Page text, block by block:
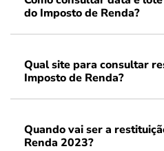
do Imposto de Renda?
Qual site para consultar
Imposto de Renda?
Quando vai ser a
Renda 2023?